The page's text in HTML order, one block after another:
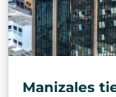
Manizales